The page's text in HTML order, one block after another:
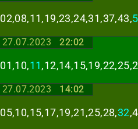
02,08,11,19,23,24,31,37,43,
27.07.2023 22:02
01,10,11
27.07.2023 14:02
05,10,15,17,19,21,25,28,32